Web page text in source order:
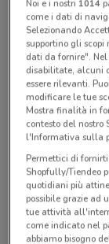
Ci dispiace,
volantini
Noi e i nostri 1014
come i dati di
Selezionando
supportino gli
dati da fornire". Nel
disabilitate, alcuni
essere rilevanti.
modificare le tue
Mostra finalità in
contesto del nostro
l'Informativa sulla
Permettici di
Shopfully/Tiendeo
quotidiani più
possibile grazie ad
tue attività
come indicato nel
abbiamo bisogno